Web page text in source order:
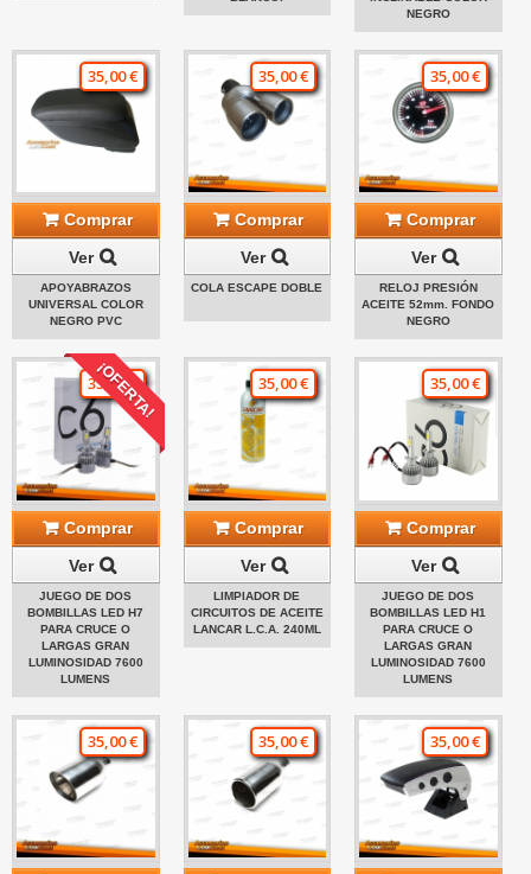
NEGRO
35,00 €
Comprar
Ver
APOYABRAZOS
UNIVERSAL COLOR
NEGRO PVC
35,00 €
Comprar
Ver
COLA ESCAPE DOBLE
35,00 €
Comprar
Ver
RELOJ PRESIÓN
ACEITE 52mm. FONDO
NEGRO
¡OFERTA!
35,00 €
Comprar
Ver
JUEGO DE DOS
BOMBILLAS LED H7
PARA CRUCE O
LARGAS GRAN
LUMINOSIDAD 7600
LUMENS
35,00 €
Comprar
Ver
LIMPIADOR DE
CIRCUITOS DE ACEITE
LANCAR L.C.A. 240ML
35,00 €
Comprar
Ver
JUEGO DE DOS
BOMBILLAS LED H1
PARA CRUCE O
LARGAS GRAN
LUMINOSIDAD 7600
LUMENS
35,00 € 35,00 € 35,00 €